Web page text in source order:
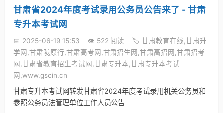
甘肃省2024年度考试录用公务员公告来了 - 甘肃
专升本考试网
📅 2025-06-19 15:53 👁️ 522 阅读
🏷️ 甘肃教育在线,甘肃升
学网,甘肃陇原行,甘肃高考网,甘肃招生网,甘肃高招网,甘肃招考
网,甘肃省教育招生考试网,甘肃专升本,甘肃专升本考试
网,www.gscin.cn
甘肃专升本考试网转发甘肃省2024年度考试录用机关公务员和
参照公务员法管理单位工作人员公告